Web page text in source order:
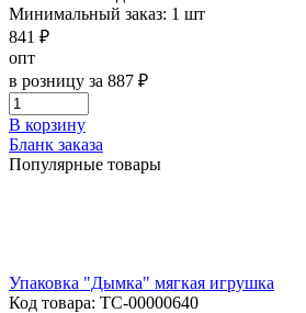
Минимальный заказ: 1 шт
841 ₽
опт
в розницу за 887 ₽
В корзину
Бланк заказа
Популярные товары
Упаковка "Дымка" мягкая игрушка
Код товара: ТС-00000640